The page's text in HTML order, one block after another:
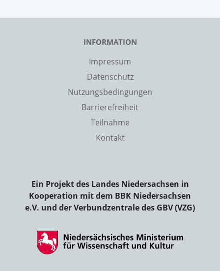
INFORMATION
Impressum
Datenschutz
Nutzungsbedingungen
Barrierefreiheit
Teilnahme
Kontakt
Ein Projekt des Landes Niedersachsen in
Kooperation mit dem BBK Niedersachsen
e.V. und der Verbundzentrale des GBV (VZG)